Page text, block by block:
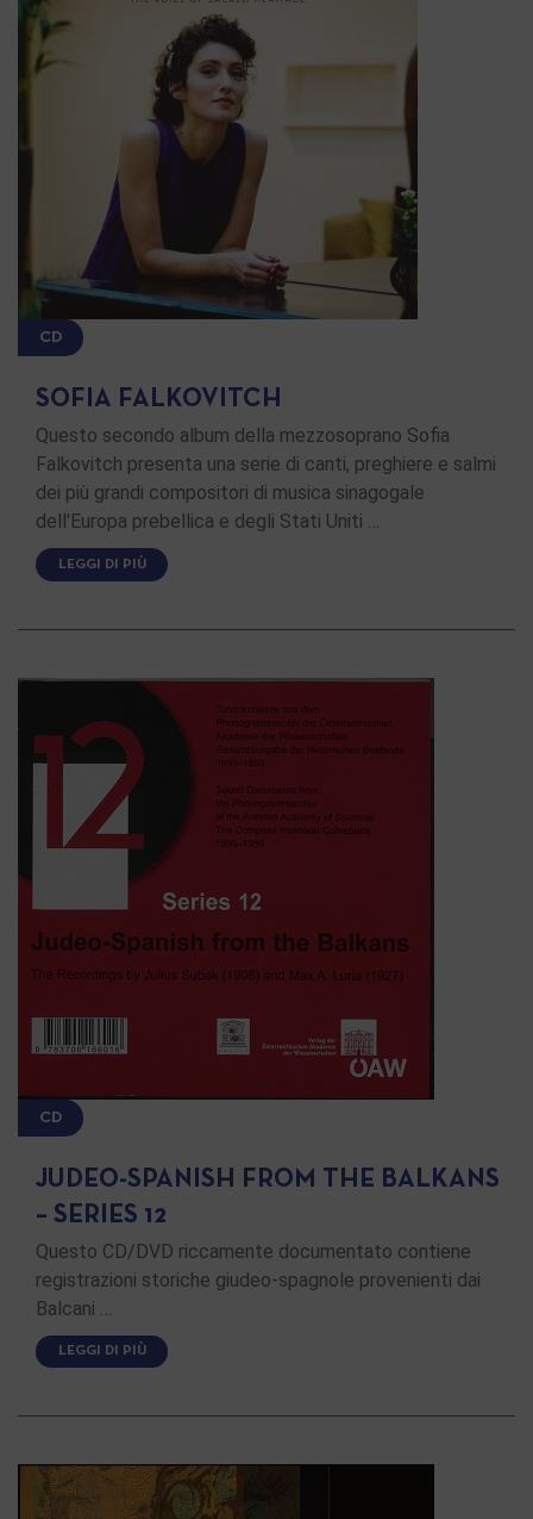
CD
SOFIA FALKOVITCH
Questo secondo album della mezzosoprano Sofia
Falkovitch presenta una serie di canti, preghiere e salmi
dei più grandi compositori di musica sinagogale
dell'Europa prebellica e degli Stati Uniti …
LEGGI DI PIÙ
CD
JUDEO-SPANISH FROM THE BALKANS
– SERIES 12
Questo CD/DVD riccamente documentato contiene
registrazioni storiche giudeo-spagnole provenienti dai
Balcani …
LEGGI DI PIÙ